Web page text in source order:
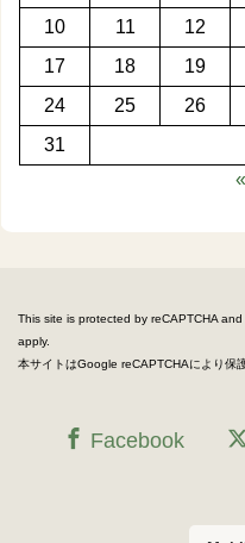
10
11 12
17
18 19
24
25 26
31
This site is protected by reCAPTCHA
apply.
本サイトはGoogle reCAPTCHAにより保
Facebook